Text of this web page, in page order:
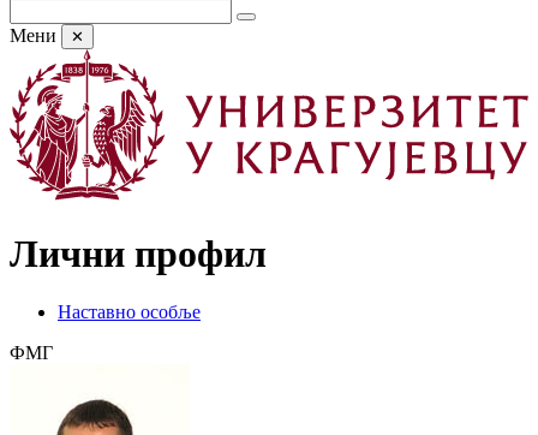
Мени ✕
Лични профил
Наставно особље
ФМГ